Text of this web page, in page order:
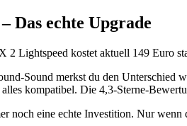
Das echte Upgrade
Lightspeed kostet aktuell 149 Euro
Sound merkst du den Unterschied
kompatibel. Die 4,3-Sterne-
noch eine echte Investition. Nur